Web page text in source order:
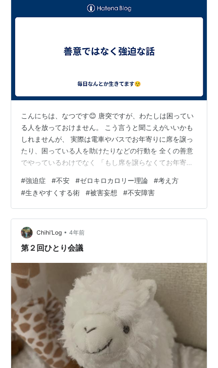
こんにちは、なつです😊 唐突ですが、わたしは困ってい
る人を放っておけません。 こう言うと聞こえがいいかも
しれませんが、 実際は電車やバスでお年寄りに席を譲っ
たり、困っている人を助けたりなどの行動を 全くの善意
でやっているわけでなく 「もし席を譲らなくてお年寄り
を今助けないことで後々何かあって恨まれたらどうしよ
う」 という一種の不安・強迫・被害妄想で行動していま
す。 特に電車は恐怖で（電車通勤なのに）なるべく座ら
ず立つようにしていますし、ドア横に立っている時で
も、お年寄りやベビーカーが近くに来ると譲らなければ
ならない （ドア横は吊り革などに掴ま…
#強迫症 #不安 #ゼロキロカロリー理論 #考え方
#生きやすくする術 #被害妄想 #不安障害
Chihi’Log • 4年前
第２回ひとり会議